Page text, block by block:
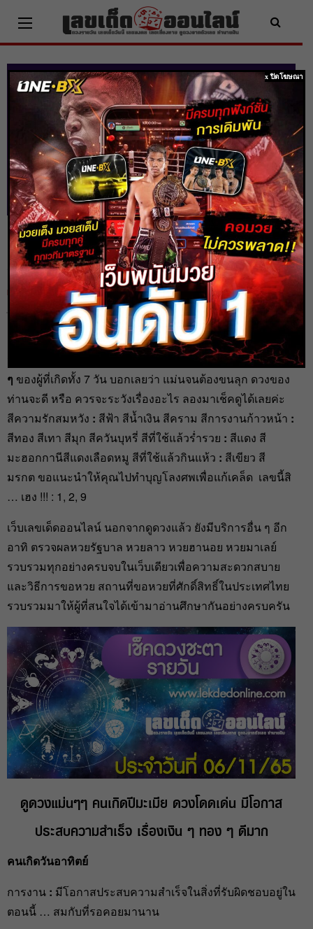
content
ดูดวงแม่นๆๆ วัน อาทิตย์ ที่ 06 พฤศจิกายน
2565
Home ดวงรายวัน ดูดวงแม่นๆๆ วัน อาทิตย์ ที่ 06 พฤศจิกายน 2565
heng99 6 พ.ย. 2022
เลขเด็ดออนไลน์ ได้นำผล ของดูดวงแม่นๆ
ๆ ของผู้ที่เกิดทั้ง 7 วัน บอกเลยว่า แม่นจนต้องขนลุก ดวงของ
ท่านจะดี หรือ ควรจะระวังเรื่องอะไร ลองมาเช็คดูได้เลยค่ะ
สีความรักสมหวัง : สีฟ้า สีน้ำเงิน สีคราม สีการงานก้าวหน้า :
สีทอง สีเทา สีมุก สีควันบุหรี่ สีที่ใช้แล้วร่ำรวย : สีแดง สี
มะฮอกกานีสีแดงเลือดหมู สีที่ใช้แล้วกินแห้ว : สีเขียว สี
มรกต ขอแนะนำให้คุณไปทำบุญโลงศพเพื่อแก้เคล็ด เลขนี้สิ
… เฮง !!! : 1, 2, 9
เว็บเลขเด็ดออนไลน์ นอกจากดูดวงแล้ว ยังมีบริการอื่น ๆ อีก
อาทิ ตรวจผลหวยรัฐบาล หวยลาว หวยฮานอย หวยมาเลย์
รวบรวมทุกอย่างครบจบในเว็บเดียวเพื่อความสะดวกสบาย
และวิธีการขอหวย สถานที่ขอหวยที่ศักดิ์สิทธิ์ในประเทศไทย
รวบรวมมาให้ผู้ที่สนใจได้เข้ามาอ่านศึกษากันอย่างครบครัน
ดูดวงแม่นๆๆ คนเกิดปีมะเมีย ดวงโดดเด่น มีโอกาส
ประสบความสำเร็จ เรื่องเงิน ๆ ทอง ๆ ดีมาก
คนเกิดวันอาทิตย์
การงาน : มีโอกาสประสบความสำเร็จในสิ่งที่รับผิดชอบอยู่ใน
ตอนนี้ … สมกับที่รอคอยมานาน
x ปิดโฆษณา